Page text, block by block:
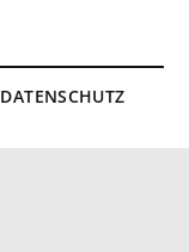
DATENSCHUTZ